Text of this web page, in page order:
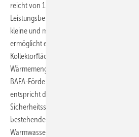
reicht von 15 – 200 kW, wobei die ­SolexMini
Leistungsbereich angesiedelt ist. Die
kleine und mittelgroße thermische
ermöglicht eine optimale Beladung von
Kollektorflächen von bis zu 36 m², so der
Wärmemengenzählung und
BAFA-Förderrichtlinie für Solaranlagen. Die
entspricht der Norm DIN EN 60335,
Sicherheitsstandards gewährleistet sind.
bestehende Systeme integriert werden und
Warmwasserbereitung und